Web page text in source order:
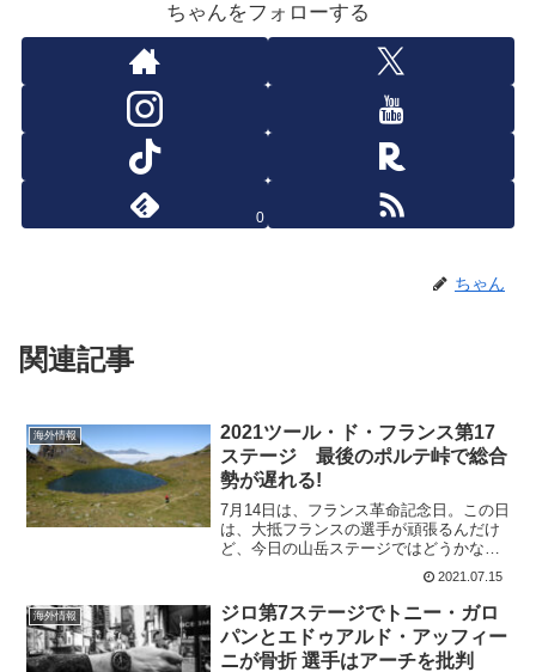
ちゃんをフォローする
0
ちゃん
関連記事
海外情報
2021ツール・ド・フランス第17
ステージ 最後のポルテ峠で総合
勢が遅れる!
7月14日は、フランス革命記念日。この日
は、大抵フランスの選手が頑張るんだけ
ど、今日の山岳ステージではどうかな。
ちなみに昨年は7月14日はレースなし。こ
こ最近の勝者は 2019 ダリル・インピー
2018 ディラン・フルーネウェーヘン
20...
2021.07.15
海外情報
ジロ第7ステージでトニー・ガロ
パンとエドゥアルド・アッフィー
ニが骨折 選手はアーチを批判